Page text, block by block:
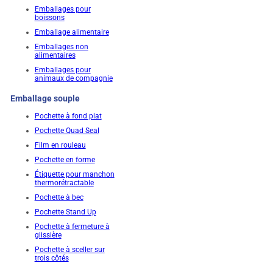
Emballages pour
boissons
Emballage alimentaire
Emballages non
alimentaires
Emballages pour
animaux de compagnie
Emballage souple
Pochette à fond plat
Pochette Quad Seal
Film en rouleau
Pochette en forme
Étiquette pour manchon
thermorétractable
Pochette à bec
Pochette Stand Up
Pochette à fermeture à
glissière
Pochette à sceller sur
trois côtés